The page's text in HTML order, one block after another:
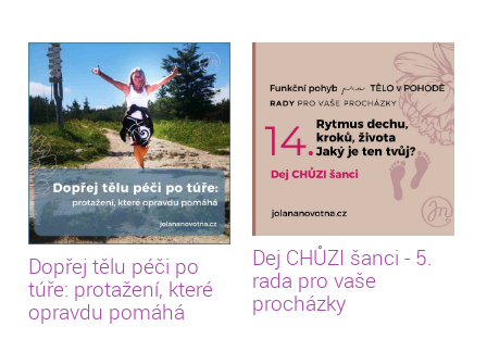
Dopřej tělu péči po
túře: protažení, které
opravdu pomáhá
Dej CHŮZI šanci - 5.
rada pro vaše
procházky